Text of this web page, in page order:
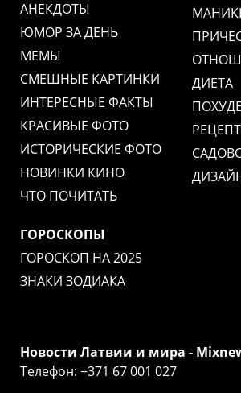
АНЕКДОТЫ
ЮМОР ЗА ДЕНЬ
МЕМЫ
СМЕШНЫЕ КАРТИНКИ
ИНТЕРЕСНЫЕ ФАКТЫ
КРАСИВЫЕ ФОТО
ИСТОРИЧЕСКИЕ ФОТО
НОВИНКИ КИНО
ЧТО ПОЧИТАТЬ
ДИЕТА
ГОРОСКОПЫ
ГОРОСКОП НА 2025
ЗНАКИ ЗОДИАКА
Новости Латвии и мира -
Телефон: +371 67 001 027